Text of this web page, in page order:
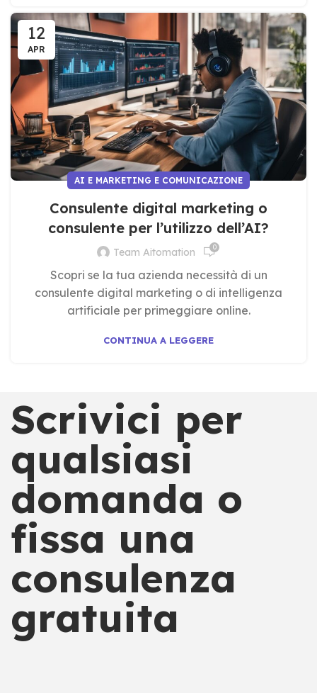
12
APR
AI E MARKETING E COMUNICAZIONE
Consulente digital marketing o
consulente per l’utilizzo dell’AI?
Team Aitomation 0
Scopri se la tua azienda necessità di un
consulente digital marketing o di intelligenza
artificiale per primeggiare online.
CONTINUA A LEGGERE
Scrivici per
qualsiasi
domanda o
fissa una
consulenza
gratuita